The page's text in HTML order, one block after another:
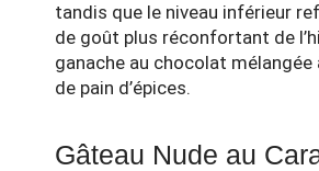
tandis que le niveau inférieur
de goût plus réconfortant de
ganache au chocolat
de pain d’épices.
Gâteau Nude au